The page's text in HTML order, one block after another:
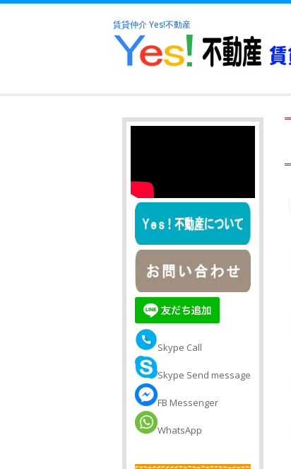
賃貸仲介 Yes!不動産
Skype Call
Skype Send message
FB Messenger
WhatsApp